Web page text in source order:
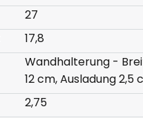
27
17,8
Wandhalterung -
12 cm, Ausladung 2,5
2,75